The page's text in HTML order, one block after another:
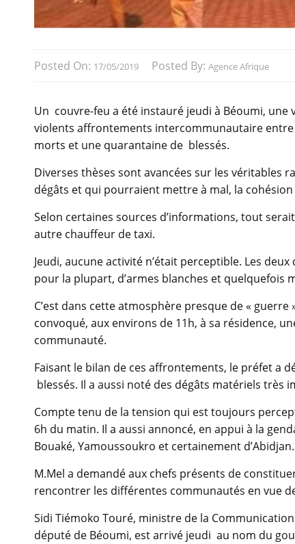
Posted On: 17/05/2019 Posted By: Agence Afrique
Un couvre-feu a été instauré jeudi à Béoumi, une
violents affrontements intercommunautaire entre
morts et une quarantaine de blessés.
Diverses thèses sont avancées sur les véritables
dégâts et qui pourraient mettre à mal, la
Selon certaines sources d’informations, tout
autre chauffeur de taxi.
Jeudi, aucune activité n’était perceptible. Les
pour la plupart, d’armes blanches et quelquefois
C’est dans cette atmosphère presque de «
convoqué, aux environs de 11h, à sa résidence,
communauté.
Faisant le bilan de ces affrontements, le préfet a
blessés. Il a aussi noté des dégâts matériels très
Compte tenu de la tension qui est toujours
6h du matin. Il a aussi annoncé, en appui à la
Bouaké, Yamoussoukro et certainement d’Abidjan.
M.Mel a demandé aux chefs présents de
rencontrer les différentes communautés en vue
Sidi Tiémoko Touré, ministre de la
député de Béoumi, est arrivé jeudi au nom du